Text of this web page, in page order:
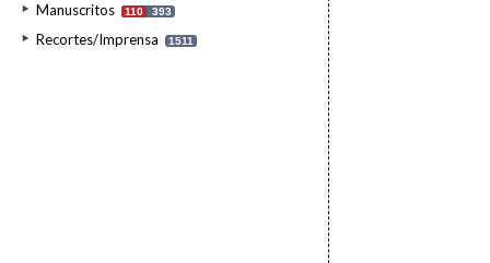
Manuscritos 110 393
Recortes/Imprensa 1511